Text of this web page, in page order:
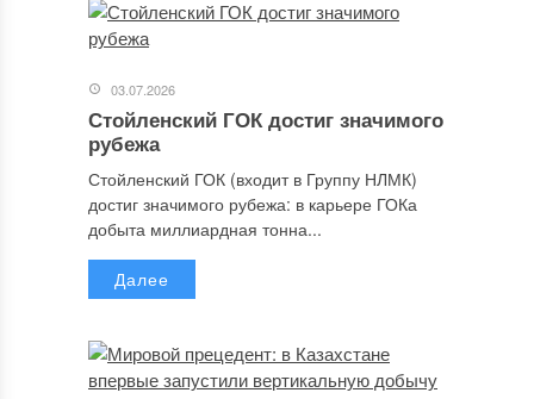
03.07.2026
Стойленский ГОК достиг значимого
рубежа
Стойленский ГОК (входит в Группу НЛМК)
достиг значимого рубежа: в карьере ГОКа
добыта миллиардная тонна...
Далее